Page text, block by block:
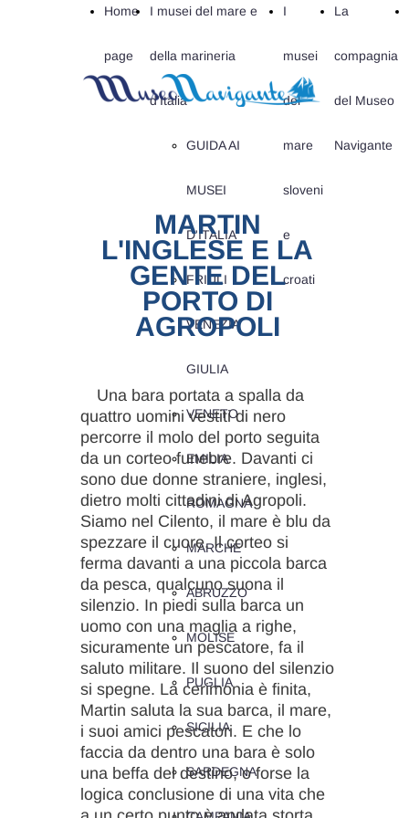
Home
page
I musei del mare e
della marineria
d'Italia
GUIDA AI
MUSEI
D'ITALIA
FRIULI
VENEZIA
GIULIA
VENETO
EMILIA
ROMAGNA
MARCHE
ABRUZZO
MOLISE
PUGLIA
SICILIA
SARDEGNA
I
musei
del
mare
sloveni
e
croati
La
compagnia
del Museo
Navigante
MARTIN
L'INGLESE E LA
GENTE DEL
PORTO DI
AGROPOLI
Una bara portata a spalla da
quattro uomini vestiti di nero
percorre il molo del porto seguita
da un corteo funebre. Davanti ci
sono due donne straniere, inglesi,
dietro molti cittadini di Agropoli.
Siamo nel Cilento, il mare è blu da
spezzare il cuore. Il corteo si
ferma davanti a una piccola barca
da pesca, qualcuno suona il
silenzio. In piedi sulla barca un
uomo con una maglia a righe,
sicuramente un pescatore, fa il
saluto militare. Il suono del silenzio
si spegne. La cerimonia è finita,
Martin saluta la sua barca, il mare,
i suoi amici pescatori. E che lo
faccia da dentro una bara è solo
una beffa del destino, o forse la
logica conclusione di una vita che